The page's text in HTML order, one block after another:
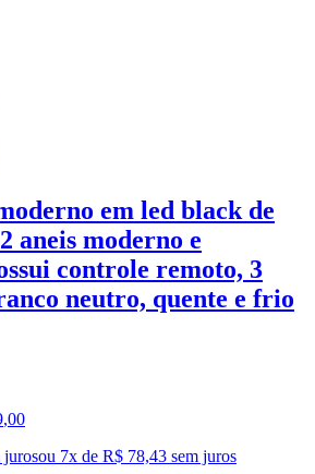
em led black de
aneis moderno e
controle remoto, 3
neutro, quente e frio
,00
jurosou 7x de R$ 78,43 sem juros